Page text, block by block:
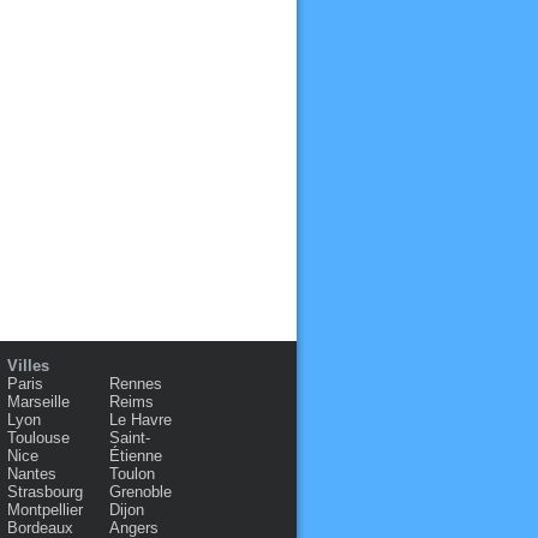
Villes
Paris
Marseille
Lyon
Toulouse
Nice
Nantes
Strasbourg
Montpellier
Bordeaux
Rennes
Reims
Le Havre
Saint-
Étienne
Toulon
Grenoble
Dijon
Angers